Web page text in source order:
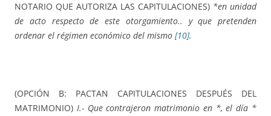
NOTARIO QUE AUTORIZA LAS CAPITULACIONES) *en unidad
de acto respecto de este otorgamiento.. y que pretenden
ordenar el régimen económico del mismo [10].
(OPCIÓN B: PACTAN CAPITULACIONES DESPUÉS DEL
MATRIMONIO) I.- Que contrajeron matrimonio en *, el día *